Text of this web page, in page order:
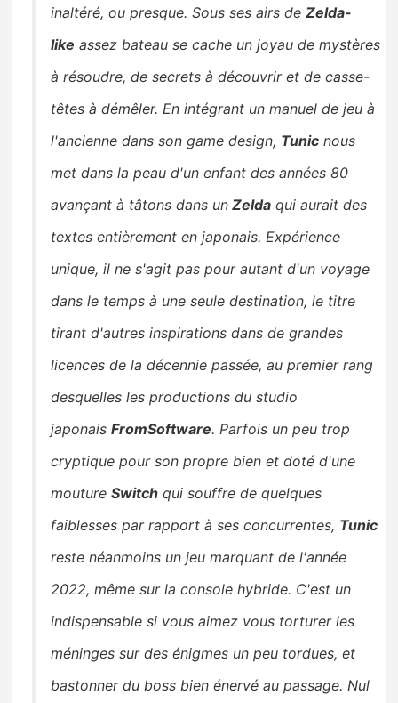
inaltéré, ou presque. Sous ses airs deZelda-
like assez bateau se cache un joyau de mystères
à résoudre, de secrets à découvrir et de casse-
têtes à démêler. En intégrant un manuel de jeu à
l'ancienne dans son game design, Tunic nous
met dans la peau d'un enfant des années 80
avançant à tâtons dans un Zelda qui aurait des
textes entièrement en japonais. Expérience
unique, il ne s'agit pas pour autant d'un voyage
dans le temps à une seule destination, le titre
tirant d'autres inspirations dans de grandes
licences de la décennie passée, au premier rang
desquelles les productions du studio
japonaisFromSoftware. Parfois un peu trop
cryptique pour son propre bien et doté d'une
moutureSwitch qui souffre de quelques
faiblesses par rapport à ses concurrentes, Tunic
reste néanmoins un jeu marquant de l'année
2022, même sur la console hybride. C'est un
indispensable si vous aimez vous torturer les
méninges sur des énigmes un peu tordues, et
bastonner du boss bien énervé au passage. Nul